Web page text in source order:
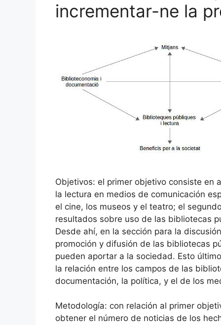
incrementar-ne la
Objetivos: el primer objetivo consiste en
la lectura en medios de comunicación
el cine, los museos y el teatro; el
resultados sobre uso de las bibliotecas
Desde ahí, en la sección para la
promoción y difusión de las bibliotecas
pueden aportar a la sociedad. Esto
la relación entre los campos de las
documentación, la política, y el de los
Metodología: con relación al primer
obtener el número de noticias de los